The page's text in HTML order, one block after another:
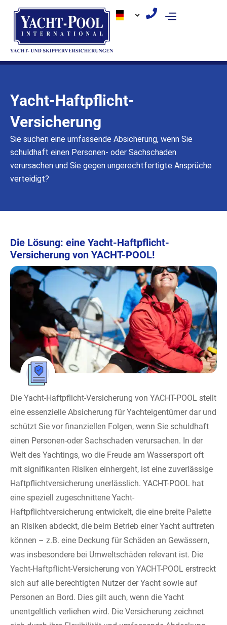
springen
Yacht-Haftpflicht-
Versicherung
Sie suchen eine umfassende Absicherung, wenn Sie
schuldhaft einen Personen- oder Sachschaden
verursachen und Sie gegen ungerechtfertigte Ansprüche
verteidigt?
Die Lösung: eine Yacht-Haftpflicht-
Versicherung von YACHT-POOL!
Die Yacht-Haftpflicht-Versicherung von YACHT-POOL stellt
eine essenzielle Absicherung für Yachteigentümer dar und
schützt Sie vor finanziellen Folgen, wenn Sie schuldhaft
einen Personen-oder Sachschaden verursachen. In der
Welt des Yachtings, wo die Freude am Wassersport oft
mit signifikanten Risiken einhergeht, ist eine zuverlässige
Haftpflichtversicherung unerlässlich. YACHT-POOL hat
eine speziell zugeschnittene Yacht-
Haftpflichtversicherung entwickelt, die eine breite Palette
an Risiken abdeckt, die beim Betrieb einer Yacht auftreten
können – z.B. eine Deckung für Schäden an Gewässern,
was insbesondere bei Umweltschäden relevant ist. Die
Yacht-Haftpflicht-Versicherung von YACHT-POOL erstreckt
sich auf alle berechtigten Nutzer der Yacht sowie auf
Personen an Bord. Dies gilt auch, wenn die Yacht
unentgeltlich verliehen wird. Die Versicherung zeichnet